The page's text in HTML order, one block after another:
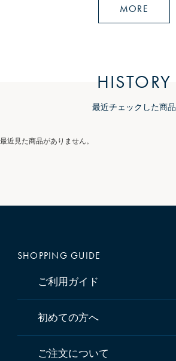
MORE
HISTORY
最近チェックした商品
最近見た商品がありません。
SHOPPING GUIDE
ご利用ガイド
初めての方へ
ご注文について